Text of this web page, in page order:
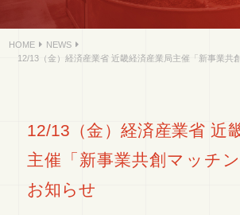
HOME
NEWS
12/13（金）経済産業省 近畿経済産業局主催「新事業共
12/13（金）経済産業省 近
主催「新事業共創マッチ
お知らせ